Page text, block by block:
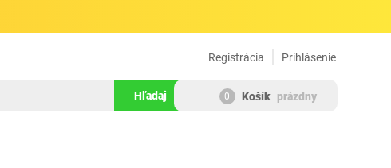
Prihlásenie
Registrácia
Hľadaj 0 Košík prázdny